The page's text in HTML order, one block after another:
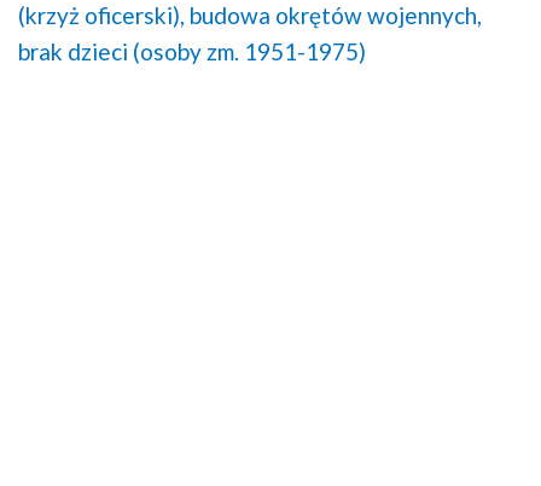
(krzyż oficerski), budowa okrętów wojennych,
brak dzieci (osoby zm. 1951-1975)